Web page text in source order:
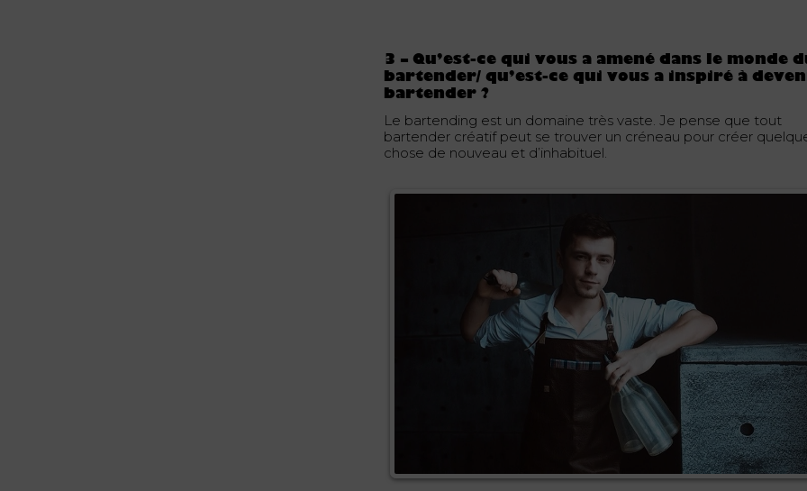
3 – Qu’est-ce qui vous a amené dans le monde
bartender/ qu’est-ce qui vous a inspiré à
bartender ?
Le bartending est un domaine très vaste. Je pense que tout
bartender créatif peut se trouver un créneau pour créer
chose de nouveau et d’inhabituel.